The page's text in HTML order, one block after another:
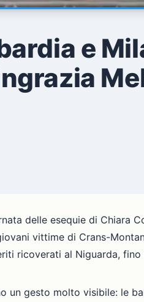
e
delle esequie di Chiara
vittime di Crans-
ricoverati al Niguarda,
gesto molto visibile: le